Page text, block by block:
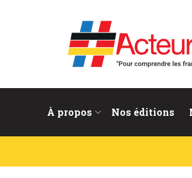
Acteurs du franco-allemand
À propos Nos éditions